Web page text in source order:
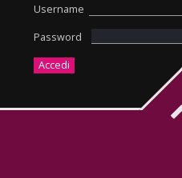
Username
Password